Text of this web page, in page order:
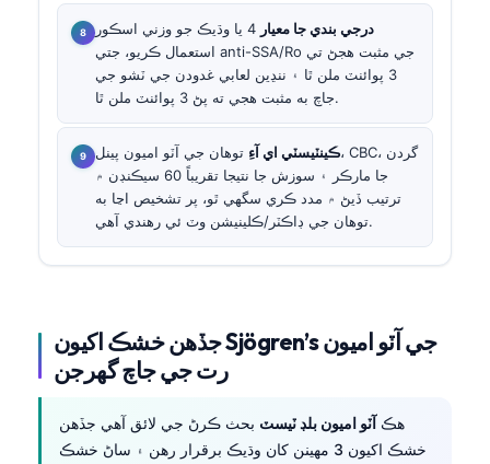
درجي بندي جا معيار
4 يا وڌيڪ جو وزني اسڪور
استعمال ڪريو، جتي anti-SSA/Ro جي مثبت هجڻ تي
3 پوائنٽ ملن ٿا ۽ ننڍين لعابي غدودن جي ٽشو جي
جاچ به مثبت هجي ته پڻ 3 پوائنٽ ملن ٿا.
ڪينٽيسٽي اي آءِ توهان جي آٽو اميون پينل، CBC، گردن
جا مارڪر ۽ سوزش جا نتيجا تقريباً 60 سيڪنڊن ۾
ترتيب ڏيڻ ۾ مدد ڪري سگهي ٿو، پر تشخيص اڃا به
توهان جي ڊاڪٽر/ڪلينيشن وٽ ئي رهندي آهي.
جڏهن خشڪ اکيون Sjögren’s جي آٽو اميون
رت جي جاچ گهرجن
هڪ آٽو اميون بلڊ ٽيسٽ بحث ڪرڻ جي لائق آهي جڏهن
خشڪ اکيون 3 مهينن کان وڌيڪ برقرار رهن ۽ ساڻ خشڪ